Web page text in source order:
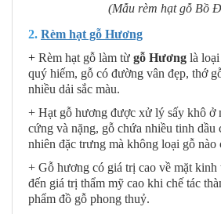
(Mẫu rèm hạt gỗ Bồ
2. Rèm hạt gỗ Hương
+ Rèm hạt gỗ làm từ gỗ Hương là
quý hiếm, gỗ có đường vân đẹp, thớ
nhiều dải sắc màu.
+ Hạt gỗ hương được xử lý sấy khô ở
cứng và nặng, gỗ chứa nhiều tinh dầu
nhiên đặc trưng mà không loại gỗ nào
+ Gỗ hương có giá trị cao về mặt kinh
đến giá trị thẩm mỹ cao khi chế tác
phẩm đồ gỗ phong thuỷ.